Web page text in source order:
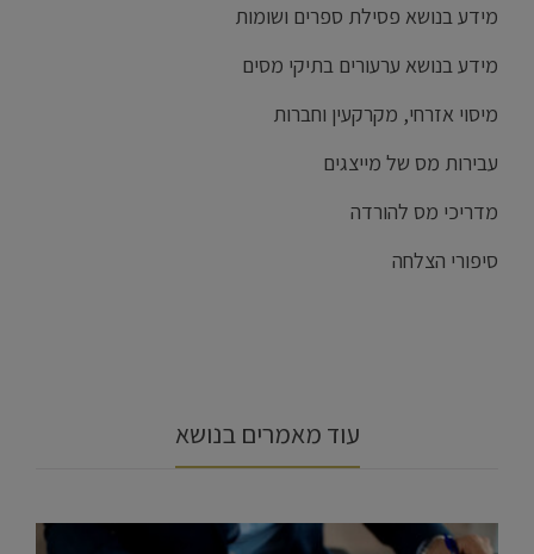
מידע בנושא פסילת ספרים ושומות
מידע בנושא ערעורים בתיקי מסים
מיסוי אזרחי, מקרקעין וחברות
עבירות מס של מייצגים
מדריכי מס להורדה
סיפורי הצלחה
עוד מאמרים בנושא